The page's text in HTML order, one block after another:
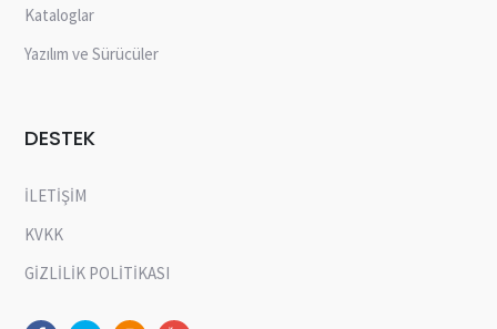
Kataloglar
Yazılım ve Sürücüler
DESTEK
İLETİŞİM
KVKK
GİZLİLİK POLİTİKASI